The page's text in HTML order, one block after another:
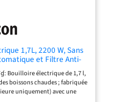
1,7L, 2200 W, Sans
et Filtre Anti-
Noir Mat
Bouilloire électrique de 1,7 l,
boissons chaudes ; fabriquée
uniquement) avec une